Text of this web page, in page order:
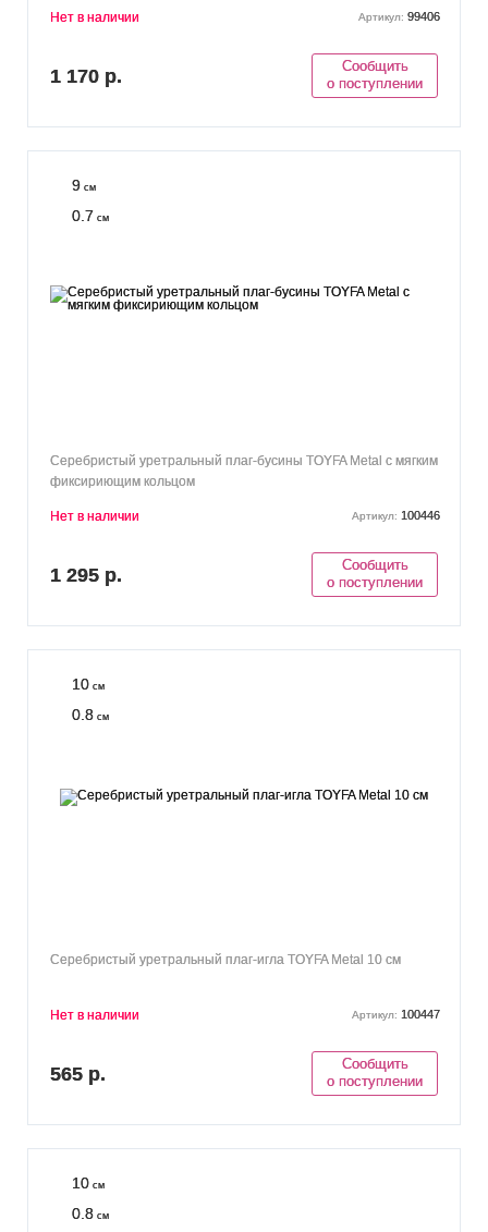
Нет в наличии Артикул: 99406
1 170 р.
Сообщить
о поступлении
9 см
0.7 см
Серебристый уретральный плаг-бусины TOYFA Metal с мягким
фиксириющим кольцом
Нет в наличии Артикул: 100446
1 295 р.
Сообщить
о поступлении
10 см
0.8 см
Серебристый уретральный плаг-игла TOYFA Metal 10 см
Нет в наличии Артикул: 100447
565 р.
Сообщить
о поступлении
10 см
0.8 см